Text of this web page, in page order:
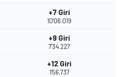
+7 Giri
10'06.019
+9 Giri
7'34.227
+12 Giri
1'56.737